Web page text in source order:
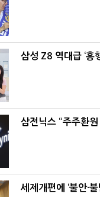
삼성 Z8 역대급 ‘흥
삼전닉스 “주주환
세제개편에 ‘불안·